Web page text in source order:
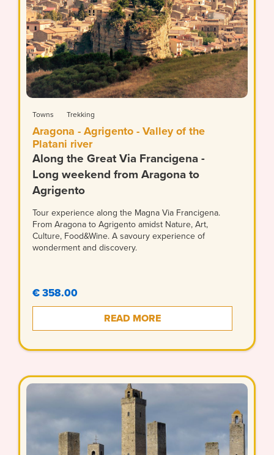
Towns Trekking
Aragona - Agrigento - Valley of the
Platani river
Along the Great Via Francigena -
Long weekend from Aragona to
Agrigento
Tour experience along the Magna Via Francigena.
From Aragona to Agrigento amidst Nature, Art,
Culture, Food&Wine. A savoury experience of
wonderment and discovery.
€ 358.00
READ MORE